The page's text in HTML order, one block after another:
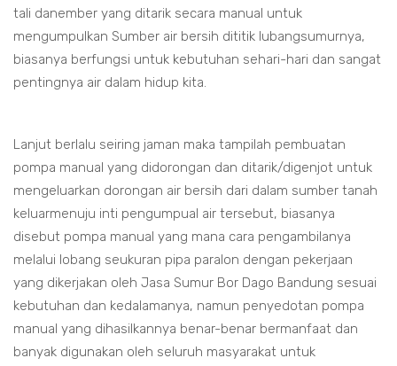
tali danember yang ditarik secara manual untuk
mengumpulkan Sumber air bersih dititik lubangsumurnya,
biasanya berfungsi untuk kebutuhan sehari-hari dan sangat
pentingnya air dalam hidup kita.
Lanjut berlalu seiring jaman maka tampilah pembuatan
pompa manual yang didorongan dan ditarik/digenjot untuk
mengeluarkan dorongan air bersih dari dalam sumber tanah
keluarmenuju inti pengumpual air tersebut, biasanya
disebut pompa manual yang mana cara pengambilanya
melalui lobang seukuran pipa paralon dengan pekerjaan
yang dikerjakan oleh Jasa Sumur Bor Dago Bandung sesuai
kebutuhan dan kedalamanya, namun penyedotan pompa
manual yang dihasilkannya benar-benar bermanfaat dan
banyak digunakan oleh seluruh masyarakat untuk